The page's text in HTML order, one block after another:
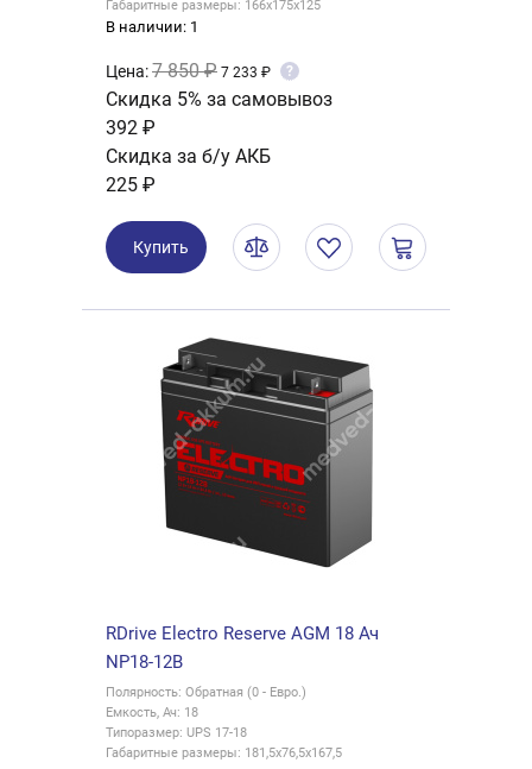
Габаритные размеры: 166x175x125
В наличии: 1
Цена:7 850 ₽ 7 233 ₽ ?
Скидка 5% за самовывоз
392 ₽
Скидка за б/у АКБ
225 ₽
Купить
RDrive Electro Reserve AGM 18 Ач
NP18-12В
Полярность: Обратная (0 - Евро.)
Емкость, Ач: 18
Типоразмер: UPS 17-18
Габаритные размеры: 181,5x76,5x167,5